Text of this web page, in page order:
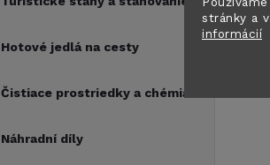
stránky a
informácií
Hotové jedlá na cesty
Čistiace prostriedky a chémia
Náhradní díly